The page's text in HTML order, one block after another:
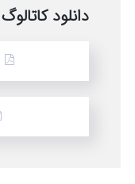
دانلود کاتالوگ